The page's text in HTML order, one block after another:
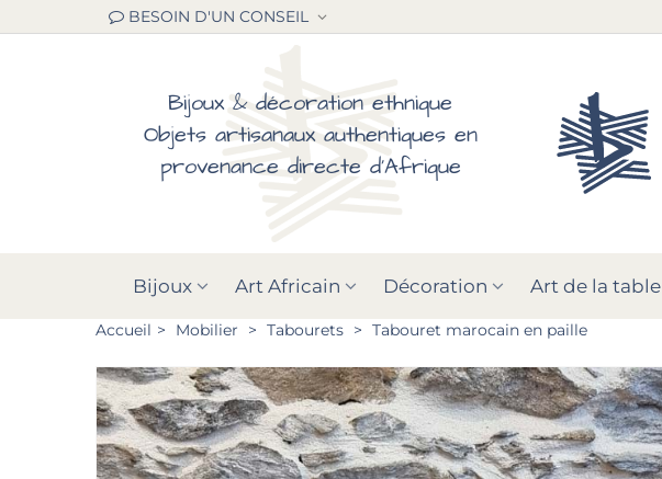
BESOIN D'UN CONSEIL
Bijoux & décoration ethnique
Objets artisanaux authentiques en
provenance directe d'Afrique
Bijoux Art Africain Décoration Art de la table
Accueil > Mobilier > Tabourets > Tabouret marocain en paille